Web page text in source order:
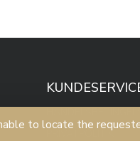
to locate the
PRIVATPOLITIK